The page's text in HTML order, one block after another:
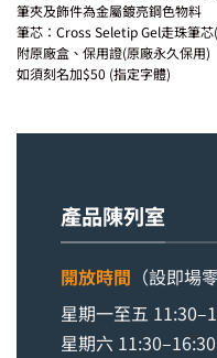
筆夾及飾件為金屬鍍亮鋼色物料
筆芯：Cross Seletip Gel走珠筆
附原廠盒、保用證(原廠永久保用)
如須刻名加$50 (指定字體)
產品陳列室
開放時間 （設即場
星期一至五
星期六 11:30–16:30